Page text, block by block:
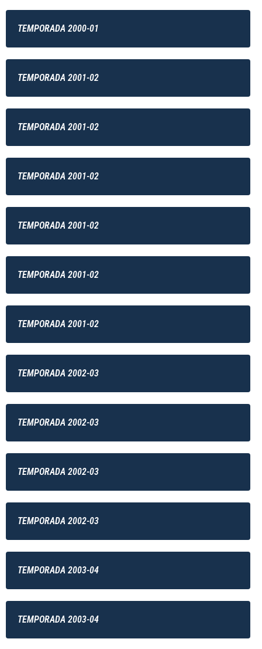
TEMPORADA 2000-01
TEMPORADA 2001-02
TEMPORADA 2001-02
TEMPORADA 2001-02
TEMPORADA 2001-02
TEMPORADA 2001-02
TEMPORADA 2001-02
TEMPORADA 2002-03
TEMPORADA 2002-03
TEMPORADA 2002-03
TEMPORADA 2002-03
TEMPORADA 2003-04
TEMPORADA 2003-04